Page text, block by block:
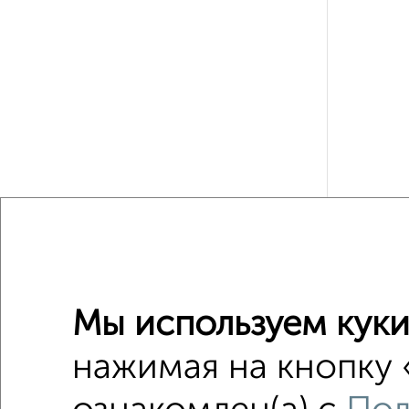
2-к
Поиск по
Мы используем
нажимая на кнопку